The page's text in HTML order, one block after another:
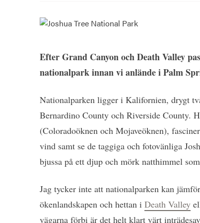
Efter Grand Canyon och Death Valley
nationalpark innan vi anlände i Palm
Nationalparken ligger i Kalifornien, drygt
Bernardino County och Riverside County.
(Coloradoöknen och Mojaveöknen),
vind samt se de taggiga och fotovänliga
bjussa på ett djup och mörk natthimmel
Jag tycker inte att nationalparken kan
ökenlandskapen och hettan i Death Valley
vägarna förbi är det helt klart värt